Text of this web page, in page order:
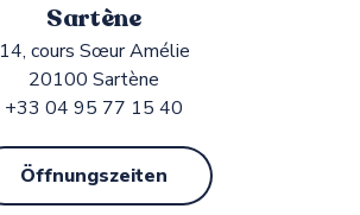
Sartène
14, cours Sœur Amélie
20100 Sartène
+33 04 95 77 15 40
Öffnungszeiten